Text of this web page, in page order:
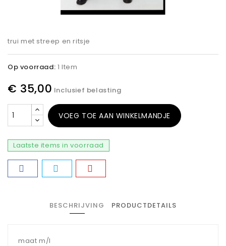
trui met streep en ritsje
Op voorraad: 1 Item
€ 35,00 Inclusief belasting
VOEG TOE AAN WINKELMANDJE
Laatste items in voorraad
BESCHRIJVING PRODUCTDETAILS
maat m/l